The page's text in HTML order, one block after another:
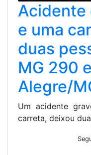
Acidente
e uma
duas
MG 290
Alegre/
Um acidente
carreta, deixou